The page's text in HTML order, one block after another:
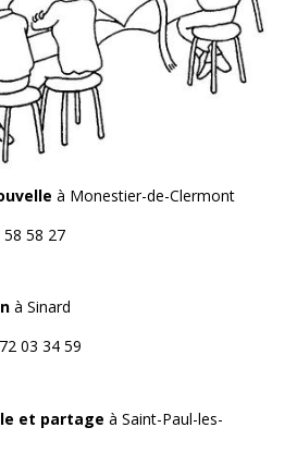
à Monestier-de-Clermont
58 58 27
à Sinard
03 34 59
et partage à Saint-Paul-les-